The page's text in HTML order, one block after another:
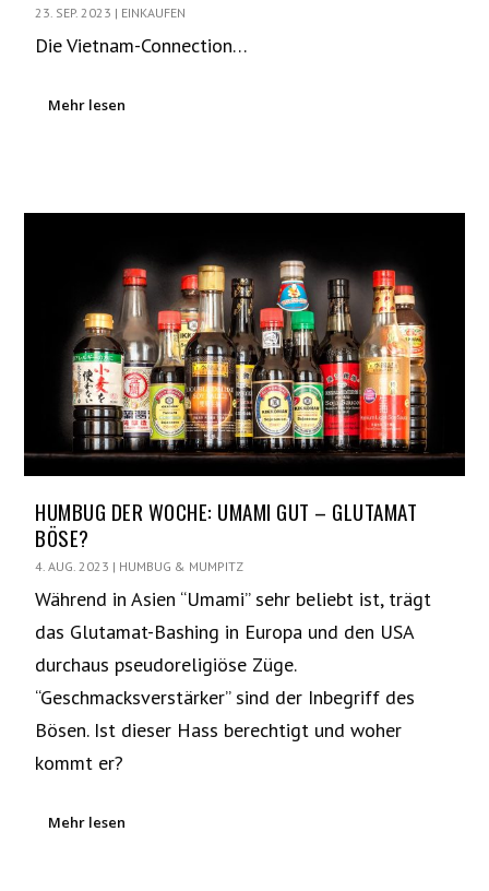
23. SEP. 2023 | EINKAUFEN
Die Vietnam-Connection…
Mehr lesen
HUMBUG DER WOCHE: UMAMI GUT – GLUTAMAT
BÖSE?
4. AUG. 2023 | HUMBUG & MUMPITZ
Während in Asien “Umami” sehr beliebt ist, trägt
das Glutamat-Bashing in Europa und den USA
durchaus pseudoreligiöse Züge.
“Geschmacksverstärker” sind der Inbegriff des
Bösen. Ist dieser Hass berechtigt und woher
kommt er?
Mehr lesen